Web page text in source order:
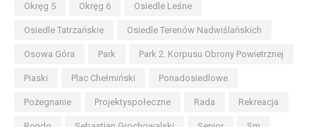
Okręg 5 Okręg 6 Osiedle Leśne
Osiedle Tatrzańskie Osiedle Terenów Nadwiślańskich
Osowa Góra Park Park 2. Korpusu Obrony Powietrznej
Piaski Plac Chełmiński Ponadosiedlowe
Pożegnanie Projektyspołeczne Rada Rekreacja